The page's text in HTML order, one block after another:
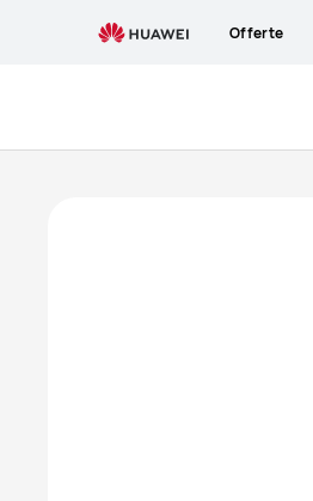
Offerte